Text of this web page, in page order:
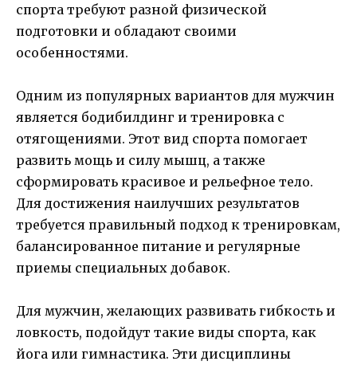
спорта требуют разной физической
подготовки и обладают своими
особенностями.
Одним из популярных вариантов для мужчин
является бодибилдинг и тренировка с
отягощениями. Этот вид спорта помогает
развить мощь и силу мышц, а также
сформировать красивое и рельефное тело.
Для достижения наилучших результатов
требуется правильный подход к тренировкам,
балансированное питание и регулярные
приемы специальных добавок.
Для мужчин, желающих развивать гибкость и
ловкость, подойдут такие виды спорта, как
йога или гимнастика. Эти дисциплины